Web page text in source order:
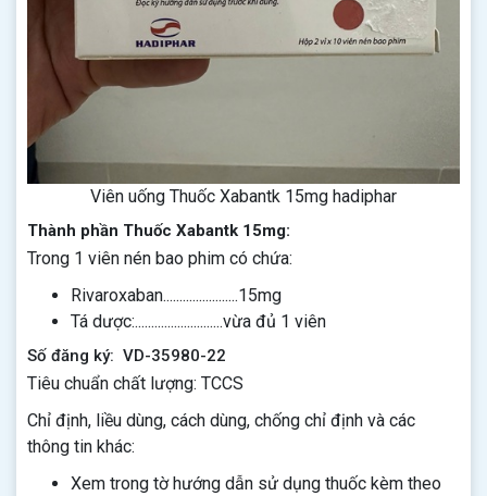
Viên uống Thuốc Xabantk 15mg hadiphar
Thành phần Thuốc Xabantk 15mg:
Trong 1 viên nén bao phim có chứa:
Rivaroxaban.......................15mg
Tá dược:...........................vừa đủ 1 viên
Số đăng ký: VD-35980-22
Tiêu chuẩn chất lượng: TCCS
Chỉ định, liều dùng, cách dùng, chống chỉ định và các
thông tin khác:
Xem trong tờ hướng dẫn sử dụng thuốc kèm theo